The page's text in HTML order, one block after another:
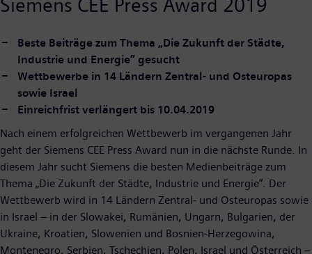
Siemens CEE Press Award 2019
Beste Beiträge zum Thema „Die Zukunft der Städte,
Industrie und Energie” gesucht
Wettbewerbe in 14 Ländern Zentral- und Osteuropas
sowie Israel
Einreichfrist verlängert bis 10.04.2019
Nach einem erfolgreichen Wettbewerb im vergangenen Jahr
geht der Siemens CEE Press Award nun in die nächste Runde. In
diesem Jahr sucht Siemens die besten Medienbeiträge zum
Thema „Die Zukunft der Städte, Industrie und Energie“. Der
Wettbewerb wird in 14 Ländern Zentral- und Osteuropas sowie
in Israel – in der Slowakei, Rumänien, Ungarn, Bulgarien, der
Ukraine, Kroatien, Slowenien und Bosnien-Herzegowina,
Montenegro, Serbien, Tschechien, Polen, Israel und Österreich –